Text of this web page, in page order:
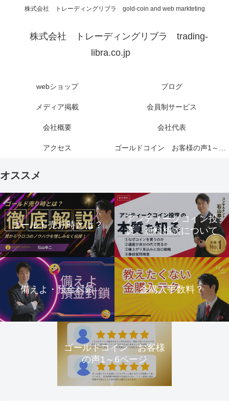
株式会社 トレーディングリブラ gold-coin and web markteting
株式会社 トレーディングリブラ trading-
libra.co.jp
webショップ ブログ
メディア掲載 会員制サービス
会社概要 会社代表
アクセス ゴールドコイン お客様の声1～6ページ
オススメ
ゴールド売り時とは？
アンティークコイン投
資 無料相談について
備えよ・預金封鎖 金購入手数料？
ゴールドコイン お客様
の声1～6ページ